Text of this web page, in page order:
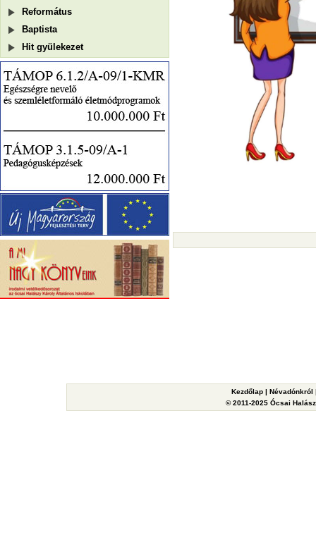
Református
Baptista
Hit gyülekezet
Kezdőlap | Névadónkról
© 2011-2025 Ócsai